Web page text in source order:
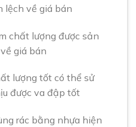
lệch về giá bán
chất lượng được sản
giá bán
lượng tốt có thể sử
được va đập tốt
rác bằng nhựa hiện